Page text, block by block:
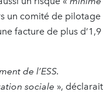
un comité de pilotage
facture de plus d’1,9
de l’ESS.
sociale », déclarait